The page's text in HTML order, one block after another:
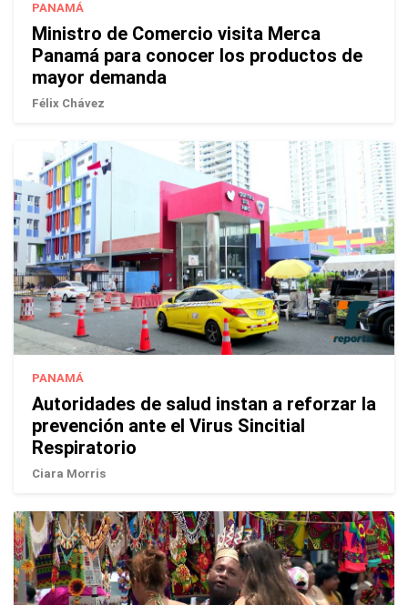
PANAMÁ
Ministro de Comercio visita Merca
Panamá para conocer los productos de
mayor demanda
Félix Chávez
PANAMÁ
Autoridades de salud instan a reforzar la
prevención ante el Virus Sincitial
Respiratorio
Ciara Morris